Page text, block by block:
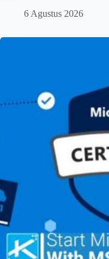
6 Agustus 2026